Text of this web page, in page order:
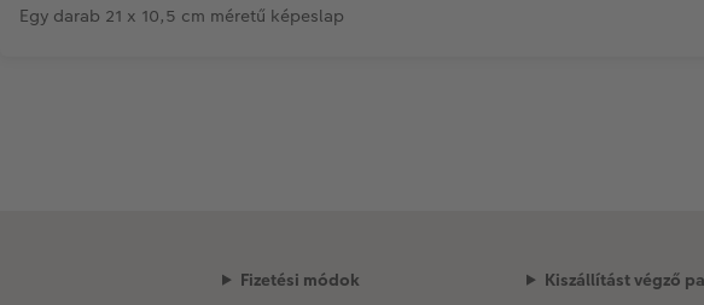
Egy darab 21 x 10,5 cm méretű képeslap
Fizetési módok Kiszállítást végző